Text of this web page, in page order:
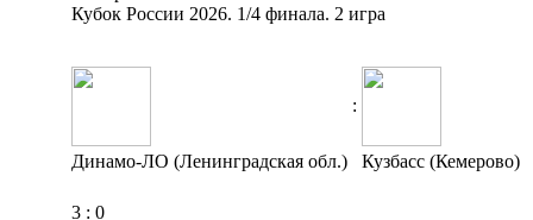
Кубок России 2026. 1/4 финала. 2 игра
:
Динамо-ЛО (Ленинградская обл.) Кузбасс (Кемерово)
3 : 0